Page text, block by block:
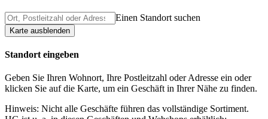
Einen Standort suchen
Karte ausblenden
Standort eingeben
Geben Sie Ihren Wohnort, Ihre Postleitzahl oder Adresse ein oder
klicken Sie auf die Karte, um ein Geschäft in Ihrer Nähe zu finden.
Hinweis: Nicht alle Geschäfte führen das vollständige Sortiment.